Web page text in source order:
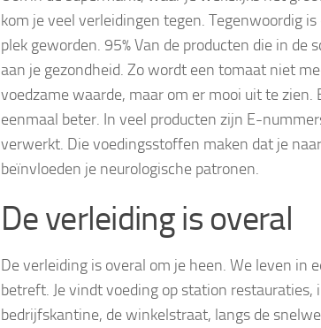
kom je veel verleidingen tegen. Tegenwoordig
plek geworden. 95% Van de producten die in de
aan je gezondheid. Zo wordt een tomaat niet
voedzame waarde, maar om er mooi uit te
eenmaal beter. In veel producten zijn E-
verwerkt. Die voedingsstoffen maken dat je
beïnvloeden je neurologische patronen.
De verleiding is overal
De verleiding is overal om je heen. We leven in
betreft. Je vindt voeding op station restauraties,
bedrijfskantine, de winkelstraat, langs de